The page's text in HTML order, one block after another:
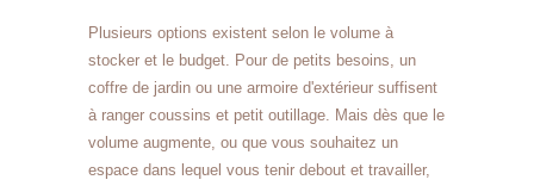
Plusieurs options existent selon le volume à
stocker et le budget. Pour de petits besoins, un
coffre de jardin ou une armoire d'extérieur suffisent
à ranger coussins et petit outillage. Mais dès que le
volume augmente, ou que vous souhaitez un
espace dans lequel vous tenir debout et travailler,